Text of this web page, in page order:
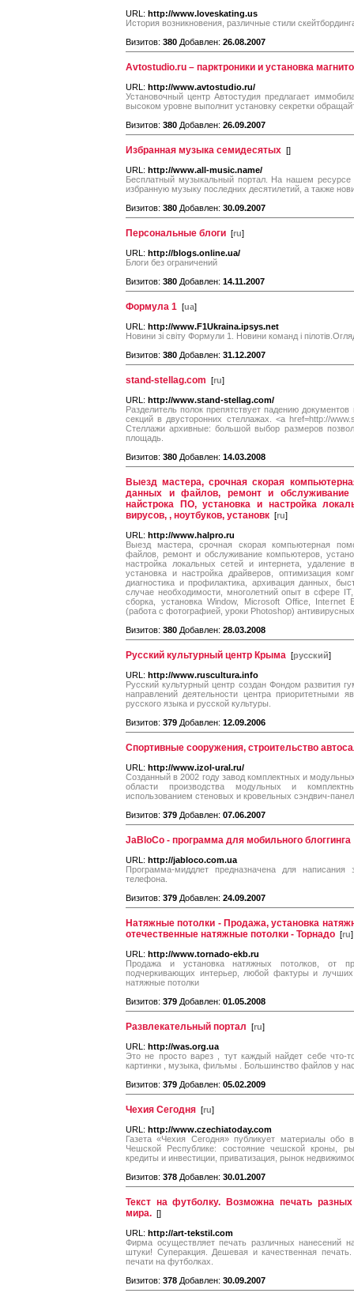
URL: http://www.loveskating.us
История возникновения, различные стили
Визитов: 380 Добавлен: 26.08.2007
Avtostudio.ru – парктроники и установка
URL: http://www.avtostudio.ru/
Установочный центр Автостудия предлагает
высоком уровне выполнит установку секретки
Визитов: 380 Добавлен: 26.09.2007
Избранная музыка семидесятых []
URL: http://www.all-music.name/
Бесплатный музыкальный портал. На нашем
избранную музыку последних десятилетий, а также
Визитов: 380 Добавлен: 30.09.2007
Персональные блоги [ru]
URL: http://blogs.online.ua/
Блоги без ограничений
Визитов: 380 Добавлен: 14.11.2007
Формула 1 [ua]
URL: http://www.F1Ukraina.ipsys.net
Новини зі світу Формули 1. Новини команд і
Визитов: 380 Добавлен: 31.12.2007
stand-stellag.com [ru]
URL: http://www.stand-stellag.com/
Разделитель полок препятствует падению
секций в двусторонних стеллажах. <a href=http://
Стеллажи архивные: большой выбор размеров
площадь.
Визитов: 380 Добавлен: 14.03.2008
Выезд мастера, срочная скорая
данных и файлов, ремонт и обслуживание
найстрока ПО, установка и настройка
вирусов, , ноутбуков, установк [ru]
URL: http://www.halpro.ru
Выезд мастера, срочная скорая компьютерная
файлов, ремонт и обслуживание компьютеров,
настройка локальных сетей и интернета, удаление
установка и настройка драйверов, оптимизация
диагностика и профилактика, архивация данных,
случае необходимости, многолетний опыт в сфере
сборка, установка Window, Microsoft Office, Internet
(работа с фотографией, уроки Photoshop)
Визитов: 380 Добавлен: 28.03.2008
Русский культурный центр Крыма [русский]
URL: http://www.ruscultura.info
Русский культурный центр создан Фондом развития
направлений деятельности центра приоритетными
русского языка и русской культуры.
Визитов: 379 Добавлен: 12.09.2006
Спортивные сооружения, строительство
URL: http://www.izol-ural.ru/
Созданный в 2002 году завод комплектных и
области производства модульных и
использованием стеновых и кровельных сэндвич-
Визитов: 379 Добавлен: 07.06.2007
JaBloCo - программа для мобильного блоггинга
URL: http://jabloco.com.ua
Программа-миддлет предназначена для
телефона.
Визитов: 379 Добавлен: 24.09.2007
Натяжные потолки - Продажа, установка
отечественные натяжные потолки - Торнадо [ru]
URL: http://www.tornado-ekb.ru
Продажа и установка натяжных потолков, от
подчеркивающих интерьер, любой фактуры и
натяжные потолки
Визитов: 379 Добавлен: 01.05.2008
Развлекательный портал [ru]
URL: http://was.org.ua
Это не просто варез , тут каждый найдет себе
картинки , музыка, фильмы . Большинство файлов у
Визитов: 379 Добавлен: 05.02.2009
Чехия Сегодня [ru]
URL: http://www.czechiatoday.com
Газета «Чехия Сегодня» публикует материалы обо
Чешской Республике: состояние чешской кроны,
кредиты и инвестиции, приватизация, рынок
Визитов: 378 Добавлен: 30.01.2007
Текст на футболку. Возможна печать
мира. []
URL: http://art-tekstil.com
Фирма осуществляет печать различных нанесений
штуки! Суперакция. Дешевая и качественная
печати на футболках.
Визитов: 378 Добавлен: 30.09.2007